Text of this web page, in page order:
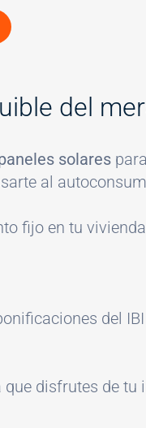
del
solares
al
fijo en tu
del
disfrutes de